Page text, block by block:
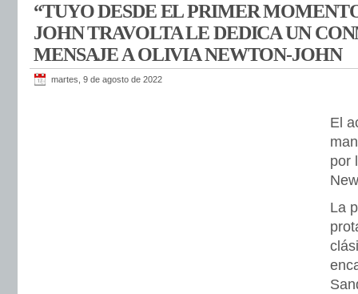
“TUYO DESDE EL PRIMER
JOHN TRAVOLTA LE DEDICA UN
MENSAJE A OLIVIA NEWTON-JOHN
martes, 9 de agosto de 2022
El
por
La